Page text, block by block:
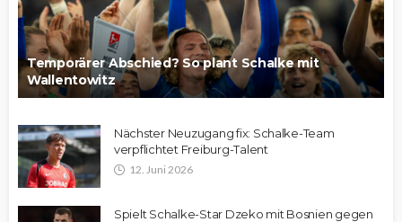
Temporärer Abschied? So plant Schalke mit
Wallentowitz
Nächster Neuzugang fix: Schalke-Team
verpflichtet Freiburg-Talent
12. Juni 2026
Spielt Schalke-Star Dzeko mit Bosnien gegen